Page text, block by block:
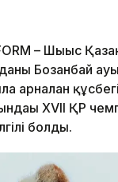
– Шығыс
Бозанбай
арналған
XVII ҚР
болды.